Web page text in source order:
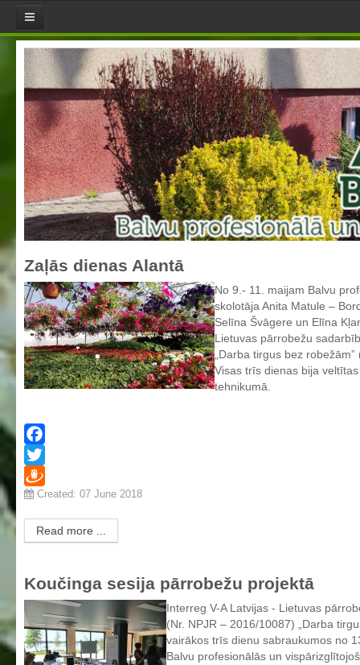
Aktualitātes
Jaunumi
Direktores sleja
Pasākumu plāns
Skola
Misija, mērķi un vērtības
Skolotāji
Skolas himna
Pašvērtējuma ziņojumi
Aktualizētais pašvērtējuma ziņojums 2021
Aktualizētais pašvērtējuma ziņojums 2022
Aktualizētais pašvērtējuma ziņojums 2023
Aktualizētais pašvērtējuma ziņojums 2024
BPVV attīstības un investīciju stratēģijas plāns
Investīciju un attīstības stratēģija
Skolas telpu īres cenrādis
Skolas internāts
Biedrība
Nolikums
Konvents
Latvijas Koks "Biedra sertifikāts"
Izglītības process
Zaļās dienas Alantā
No 9.- 11. maijam Balvu
skolotāja Anita Matule –
Selīna Švāgere un Elīna
Lietuvas pārrobežu
„Darba tirgus bez
Visas trīs dienas bija
tehnikumā.
Facebook
Twitter
Draugiem
Created: 07 June 2018
Read more ...
Koučinga sesija pārrobežu projektā
Interreg V-A Latvijas - Lietuvas
(Nr. NPJR – 2016/10087) „Darba
vairākos trīs dienu sabraukumos no
Balvu profesionālās un